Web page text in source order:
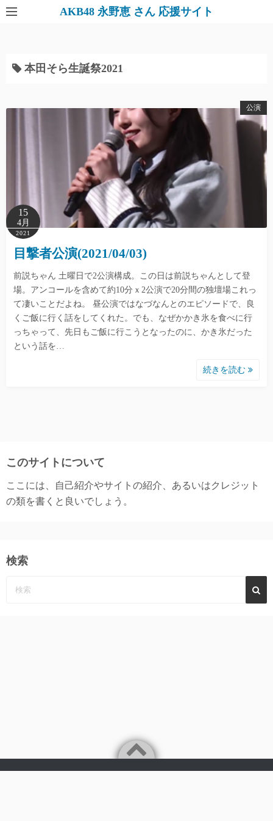
AKB48 永野恵 さん 応援サイト
本田そら生誕祭2021
公演
15
4月
2021
目撃者公演(2021/04/03)
前説ちゃん 土曜日で2公演構成。この日は前説ちゃんとして登
場。アンコールを含めて約10分ｘ2公演で20分間の独壇場これっ
て凄いことだよね。 昼公演ではなづなんとのエピソードで、良
くご飯に行く話をしてくれた。でも、なぜかかき氷を食べに行
っちゃって、先日もご飯に行こうとなったのに、かき氷だった
という話を…
続きを読む
このサイトについて
ここには、自己紹介やサイトの紹介、あるいはクレジット
の類を書くと良いでしょう。
検索